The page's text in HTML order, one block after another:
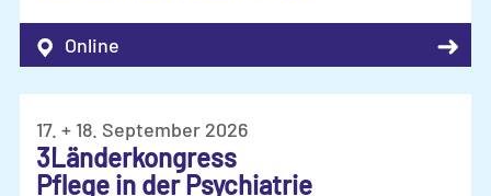
Online ➜
17. + 18. September 2026
3Länderkongress
Pflege in der Psychiatrie